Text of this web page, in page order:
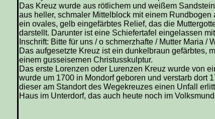
Das Kreuz wurde aus rötlichem und weißem
aus heller, schmaler Mittelblock mit einem
ein ovales, gelb eingefärbtes Relief, das die
darstellt. Darunter ist eine Schiefertafel eingelassen
Inschrift: Bitte für uns / o schmerzhafte / Mutter Maria /
Das aufgesetzte Kreuz ist ein dunkelbraun gefärbtes,
einem gusseisernen Christusskulptur.
Das erste Lorenzen oder Lurenzen Kreuz wurde von
wurde um 1700 in Mondorf geboren und verstarb dort
dieser am Standort des Wegekreuzes einen Unfall
Haus im Unterdorf, das auch heute noch im